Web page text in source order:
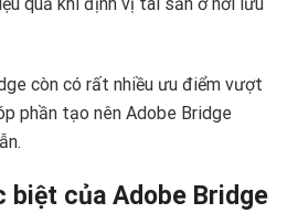
còn có rất nhiều ưu điểm vượt
phần tạo nên Adobe Bridge
biệt của Adobe Bridge